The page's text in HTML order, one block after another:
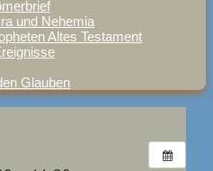
und Nehemia
Altes Testament
Glauben